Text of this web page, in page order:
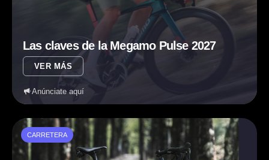
Las claves de la Megamo Pulse 2027
VER MÁS
Anúnciate aquí
CARRETERA